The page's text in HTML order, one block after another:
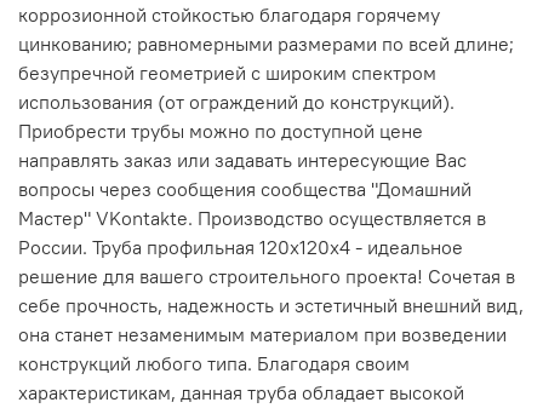
коррозионной стойкостью благодаря горячему
цинкованию; равномерными размерами по всей длине;
безупречной геометрией с широким спектром
использования (от ограждений до конструкций).
Приобрести трубы можно по доступной цене
направлять заказ или задавать интересующие Вас
вопросы через сообщения сообщества "Домашний
Мастер" VKontakte. Производство осуществляется в
России. Труба профильная 120х120х4 - идеальное
решение для вашего строительного проекта! Сочетая в
себе прочность, надежность и эстетичный внешний вид,
она станет незаменимым материалом при возведении
конструкций любого типа. Благодаря своим
характеристикам, данная труба обладает высокой